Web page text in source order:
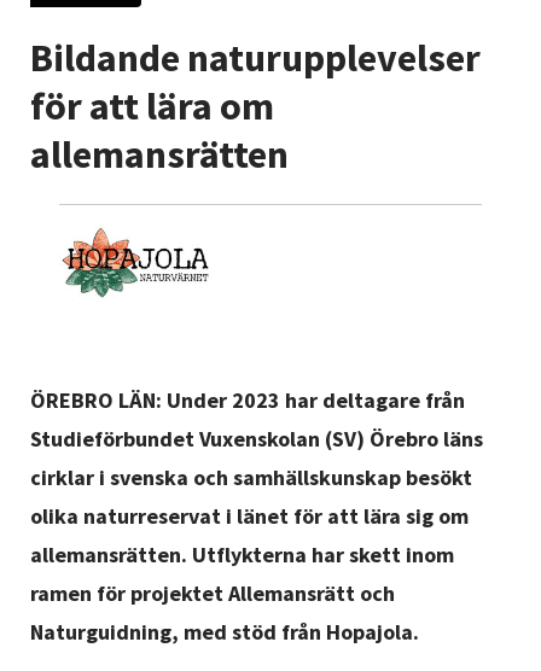
Cirkelledare
Nyheter
Lyssna
Bildande naturupplevelser
för att lära om
allemansrätten
ÖREBRO LÄN: Under 2023 har deltagare från
Studieförbundet Vuxenskolan (SV) Örebro läns
cirklar i svenska och samhällskunskap besökt
olika naturreservat i länet för att lära sig om
allemansrätten. Utflykterna har skett inom
ramen för projektet Allemansrätt och
Naturguidning, med stöd från Hopajola.